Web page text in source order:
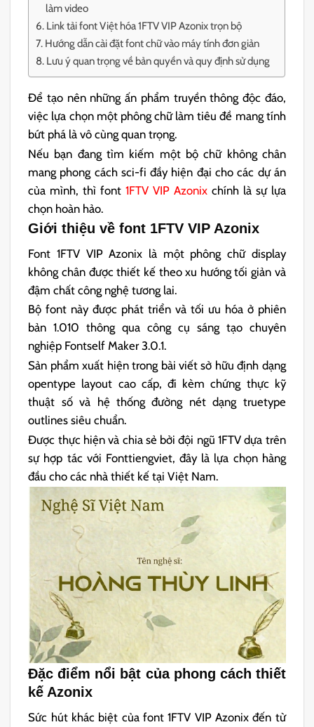
làm video
Link tải font Việt hóa 1FTV VIP Azonix trọn bộ
Hướng dẫn cài đặt font chữ vào máy tính đơn giản
Lưu ý quan trọng về bản quyền và quy định sử dụng
Để tạo nên những ấn phẩm truyền thông độc đáo,
việc lựa chọn một phông chữ làm tiêu đề mang tính
bứt phá là vô cùng quan trọng.
Nếu bạn đang tìm kiếm một bộ chữ không chân
mang phong cách sci-fi đầy hiện đại cho các dự án
của mình, thì font1FTV VIP Azonixchính là sự lựa
chọn hoàn hảo.
Giới thiệu về font 1FTV VIP Azonix
Font 1FTV VIP Azonix là một phông chữ display
không chân được thiết kế theo xu hướng tối giản và
đậm chất công nghệ tương lai.
Bộ font này được phát triển và tối ưu hóa ở phiên
bản 1.010 thông qua công cụ sáng tạo chuyên
nghiệp Fontself Maker 3.0.1.
Sản phẩm xuất hiện trong bài viết sở hữu định dạng
opentype layout cao cấp, đi kèm chứng thực kỹ
thuật số và hệ thống đường nét dạng truetype
outlines siêu chuẩn.
Được thực hiện và chia sẻ bởi đội ngũ 1FTV dựa trên
sự hợp tác với Fonttiengviet, đây là lựa chọn hàng
đầu cho các nhà thiết kế tại Việt Nam.
Đặc điểm nổi bật của phong cách thiết
kế Azonix
Sức hút khác biệt của font 1FTV VIP Azonix đến từ